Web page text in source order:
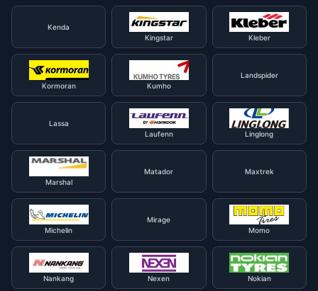
Kenda
Kingstar
Kleber
Kormoran Kumho
Landspider
Lassa
Laufenn
Linglong
Marshal
Matador Maxtrek
Michelin
Mirage
Momo
Nankang Nexen Nokian